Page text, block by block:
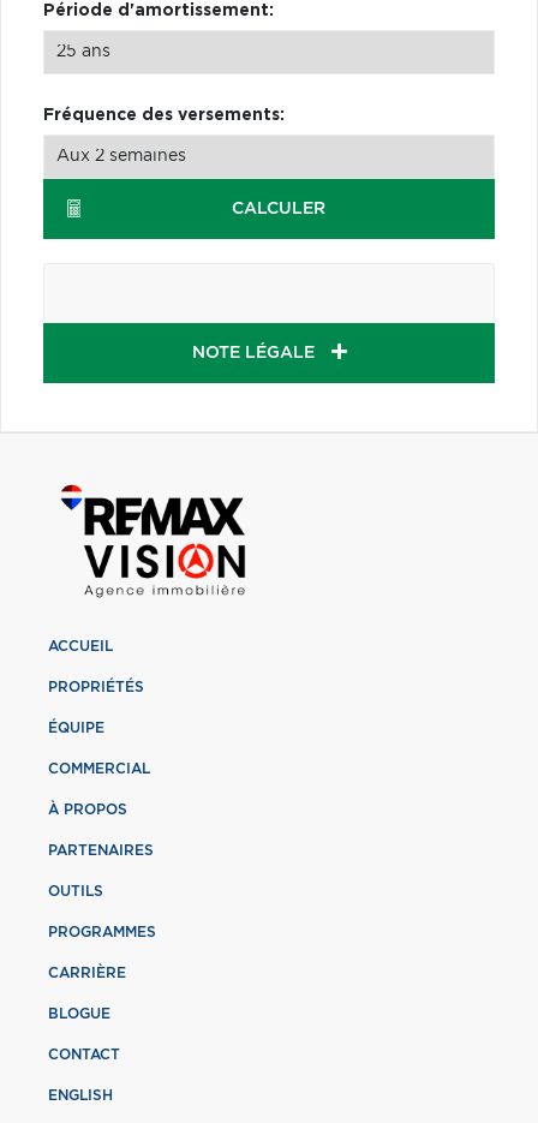
Période d'amortissement:
Fréquence des versements:
CALCULER
NOTE LÉGALE
ACCUEIL
PROPRIÉTÉS
ÉQUIPE
COMMERCIAL
À PROPOS
PARTENAIRES
OUTILS
PROGRAMMES
CARRIÈRE
BLOGUE
CONTACT
ENGLISH